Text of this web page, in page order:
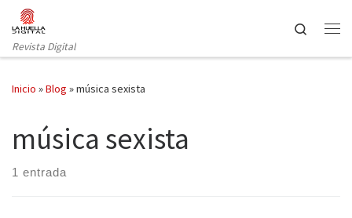
Saltar al contenido
Revista Digital
Search
Inicio »Blog »música sexista
música sexista
1 entrada